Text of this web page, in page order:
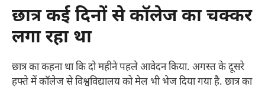
छात्र कई दिनों से कॉलेज का चक्कर
लगा रहा था
छात्र का कहना था कि दो महीने पहले आवेदन किया. अगस्त के दूसरे
हफ्ते में कॉलेज से विश्वविद्यालय को मेल भी भेज दिया गया है. छात्र का